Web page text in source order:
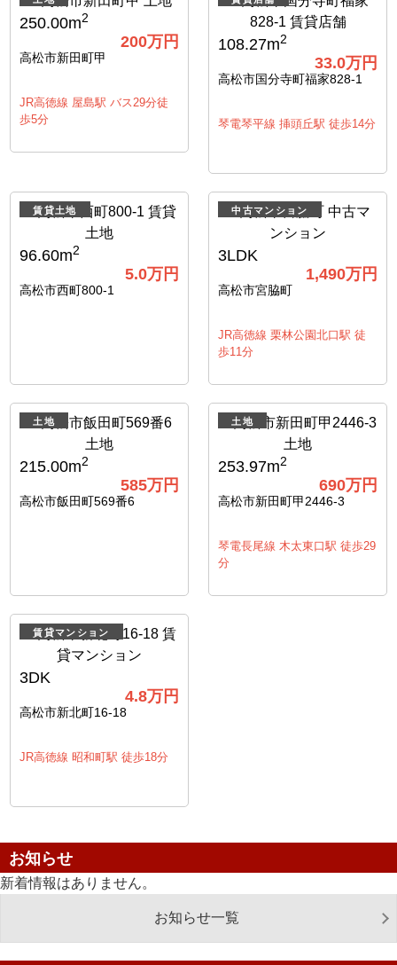
250.00m2
200万円
高松市新田町甲
JR高徳線 屋島駅 バス29分徒
歩5分
108.27m2
33.0万円
高松市国分寺町福家828-1
琴電琴平線 挿頭丘駅 徒歩14分
賃貸土地
96.60m2
5.0万円
高松市西町800-1
中古マンション
3LDK
1,490万円
高松市宮脇町
JR高徳線 栗林公園北口駅 徒
歩11分
土地
215.00m2
585万円
高松市飯田町569番6
土地
253.97m2
690万円
高松市新田町甲2446-3
琴電長尾線 木太東口駅 徒歩29
分
賃貸マンション
3DK
4.8万円
高松市新北町16-18
JR高徳線 昭和町駅 徒歩18分
お知らせ
新着情報はありません。
お知らせ一覧